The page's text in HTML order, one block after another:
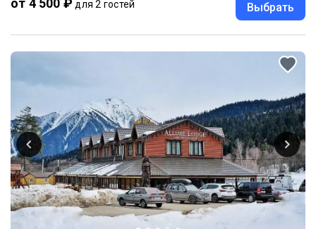
от 4 500 ₽ для 2 гостей Выбрать